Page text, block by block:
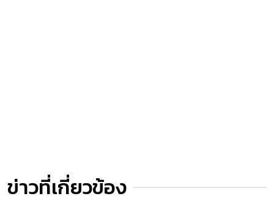
ข่าวที่เกี่ยวข้อง